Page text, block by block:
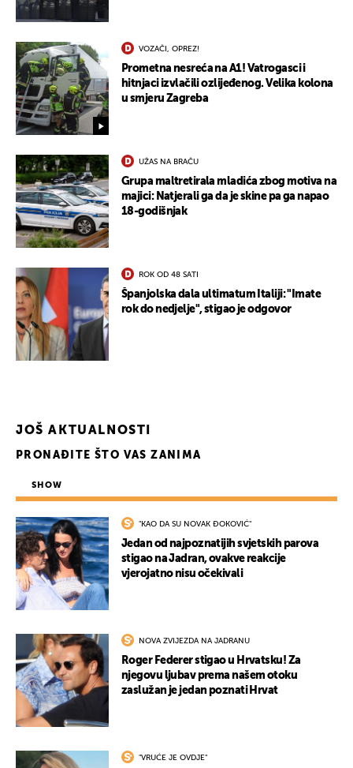
VOZAČI, OPREZ!
Prometna nesreća na A1! Vatrogasci i
hitnjaci izvlačili ozlijeđenog. Velika kolona
u smjeru Zagreba
UŽAS NA BRAČU
Grupa maltretirala mladića zbog motiva na
majici: Natjerali ga da je skine pa ga napao
18-godišnjak
ROK OD 48 SATI
Španjolska dala ultimatum Italiji: "Imate
rok do nedjelje", stigao je odgovor
JOŠ AKTUALNOSTI
PRONAĐITE ŠTO VAS ZANIMA
SHOW
"KAO DA SU NOVAK ĐOKOVIĆ"
Jedan od najpoznatijih svjetskih parova
stigao na Jadran, ovakve reakcije
vjerojatno nisu očekivali
NOVA ZVIJEZDA NA JADRANU
Roger Federer stigao u Hrvatsku! Za
njegovu ljubav prema našem otoku
zaslužan je jedan poznati Hrvat
"VRUĆE JE OVDJE"